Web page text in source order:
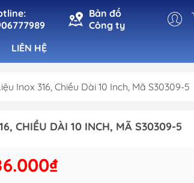
Bản đồ
Công ty
Cho Cá
Đèn Pha
LIÊN HỆ
Inox 316, Chiều Dài 10 Inch, Mã S30309-5
CHIỀU DÀI 10 INCH, MÃ S30309-5